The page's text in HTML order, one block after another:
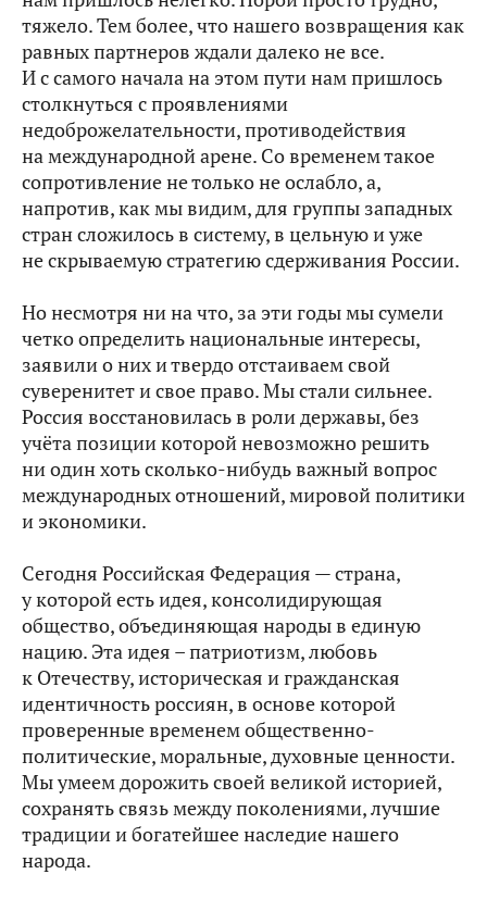
тяжело. Тем более, что нашего возвращения как
равных партнеров ждали далеко не все.
И с самого начала на этом пути нам пришлось
столкнуться с проявлениями
недоброжелательности, противодействия
на международной арене. Со временем такое
сопротивление не только не ослабло, а,
напротив, как мы видим, для группы западных
стран сложилось в систему, в цельную и уже
не скрываемую стратегию сдерживания России.
Но несмотря ни на что, за эти годы мы сумели
четко определить национальные интересы,
заявили о них и твердо отстаиваем свой
суверенитет и свое право. Мы стали сильнее.
Россия восстановилась в роли державы, без
учёта позиции которой невозможно решить
ни один хоть сколько‑нибудь важный вопрос
международных отношений, мировой политики
и экономики.
Сегодня Российская Федерация — страна,
у которой есть идея, консолидирующая
общество, объединяющая народы в единую
нацию. Эта идея – патриотизм, любовь
к Отечеству, историческая и гражданская
идентичность россиян, в основе которой
проверенные временем общественно-
политические, моральные, духовные ценности.
Мы умеем дорожить своей великой историей,
сохранять связь между поколениями, лучшие
традиции и богатейшее наследие нашего
народа.